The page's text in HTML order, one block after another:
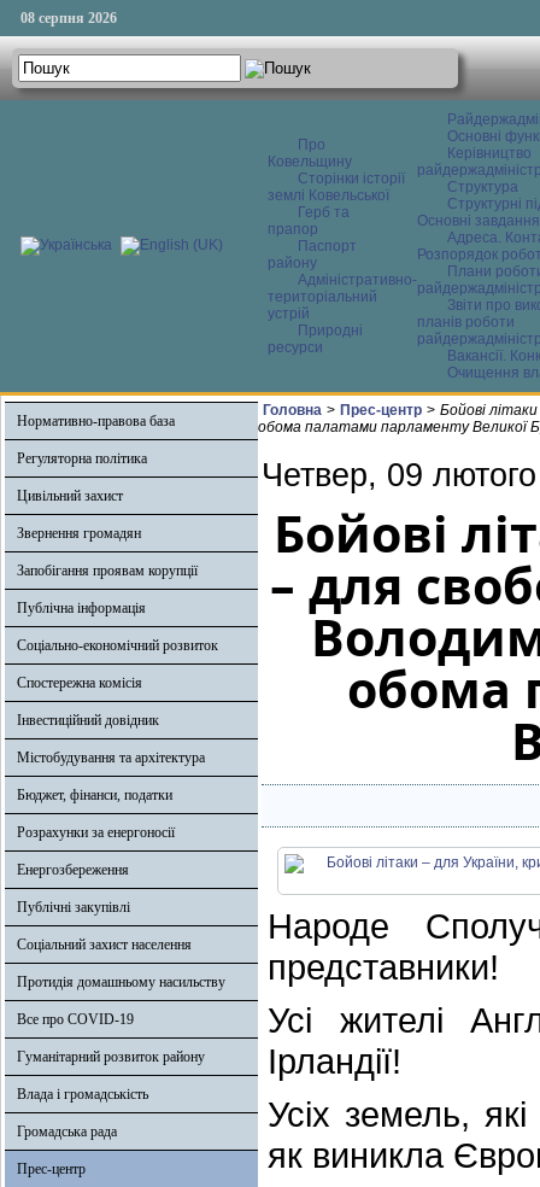
08 серпня 2026
Про
Ковельщину
Сторінки історії
землі Ковельської
Герб та
прапор
Паспорт
району
Адміністративно-
територіальний
устрій
Природні
ресурси
Основні
Керівництво
Структура
Структурні
Основні завдання
Адреса.
Розпорядок
Плани
Звіти про
планів роботи
Вакансії.
Очищення
Нормативно-правова база
Регуляторна політика
Цивільний захист
Звернення громадян
Запобігання проявам корупції
Публічна інформація
Соціально-економічний розвиток
Спостережна комісія
Інвестиційний довідник
Містобудування та архітектура
Бюджет, фінанси, податки
Розрахунки за енергоносії
Енергозбереження
Публічні закупівлі
Соціальний захист населення
Протидія домашньому насильству
Все про COVID-19
Гуманітарний розвиток району
Влада і громадськість
Громадська рада
Прес-центр
Головна > Прес-центр > Бойові
обома палатами парламенту Великої
Четвер, 09
Бойові
– для
обома
Народе
представники!
Усі жителі
Ірландії!
Усіх земель,
як виникла